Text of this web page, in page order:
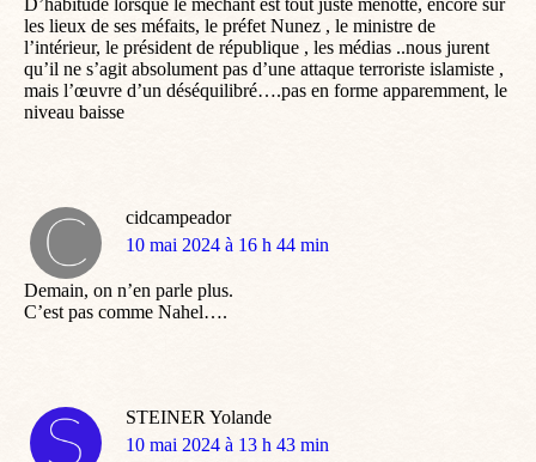
les lieux de ses méfaits, le préfet Nunez , le ministre de
l’intérieur, le président de république , les médias ..nous jurent
qu’il ne s’agit absolument pas d’une attaque terroriste islamiste ,
mais l’œuvre d’un déséquilibré….pas en forme apparemment, le
niveau baisse
cidcampeador
dit
10 mai 2024 à 16 h 44 min
Demain, on n’en parle plus.
C’est pas comme Nahel….
STEINER Yolande
dit
10 mai 2024 à 13 h 43 min